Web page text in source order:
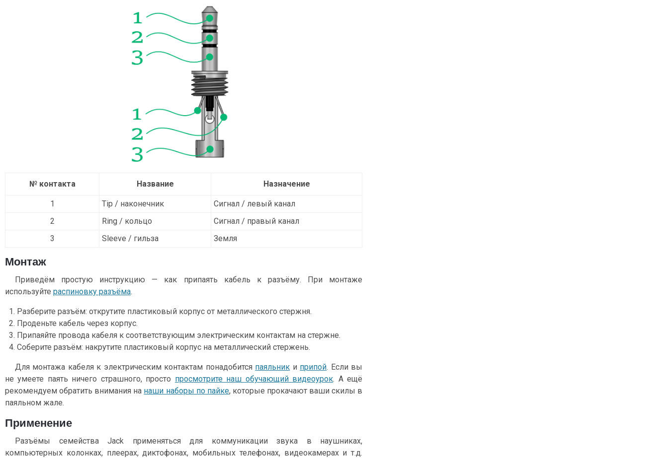
№ контакта Название Назначение
1 Tip / наконечник
Сигнал / левый канал
2
Ring / кольцо
Сигнал / правый канал
3
Sleeve / гильза Земля
Монтаж
Приведём простую инструкцию — как припаять кабель к разъёму. При монтаже
используйте распиновку разъёма.
Разберите разъём: открутите пластиковый корпус от металлического стержня.
Проденьте кабель через корпус.
Припаяйте провода кабеля к соответствующим электрическим контактам на стержне.
Соберите разъём: накрутите пластиковый корпус на металлический стержень.
Для монтажа кабеля к электрическим контактам понадобится паяльник и припой. Если вы
не умеете паять ничего страшного, просто просмотрите наш обучающий видеоурок. А ещё
рекомендуем обратить внимания на наши наборы по пайке, которые прокачают ваши скилы в
паяльном жале.
Применение
Разъёмы семейства Jack применяться для коммуникации звука в наушниках,
компьютерных колонках, плеерах, диктофонах, мобильных телефонах, видеокамерах и т.д.